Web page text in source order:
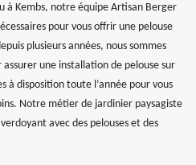
à Kembs, notre équipe Artisan Berger
pour vous offrir une pelouse
plusieurs années, nous sommes
une installation de pelouse sur
à disposition toute l’année pour vous
Notre métier de jardinier paysagiste
avec des pelouses et des